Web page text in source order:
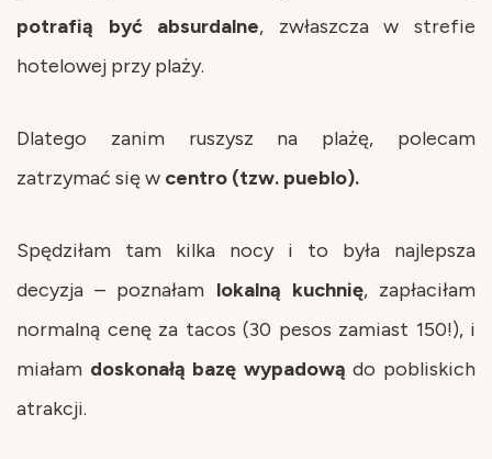
potrafią być absurdalne, zwłaszcza w strefie
hotelowej przy plaży.
Dlatego zanim ruszysz na plażę, polecam
zatrzymać się w centro (tzw. pueblo).
Spędziłam tam kilka nocy i to była najlepsza
decyzja – poznałam lokalną kuchnię, zapłaciłam
normalną cenę za tacos (30 pesos zamiast 150!), i
miałam doskonałą bazę wypadową do pobliskich
atrakcji.